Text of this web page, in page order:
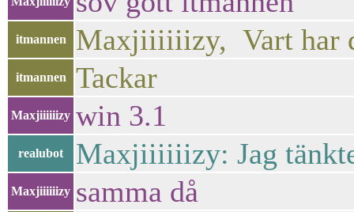
itmannen Maxjiiiiiizy, Vart har
itmannen Tackar
Maxjiiiiiizy win 3.1
realubot Maxjiiiiiizy: Jag
Maxjiiiiiizy samma då